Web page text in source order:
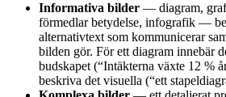
Informativa bilder — diagram,
förmedlar betydelse, infografik —
alternativtext som kommunicerar
bilden gör. För ett diagram innebär
budskapet (“Intäkterna växte 12 %
beskriva det visuella (“ett